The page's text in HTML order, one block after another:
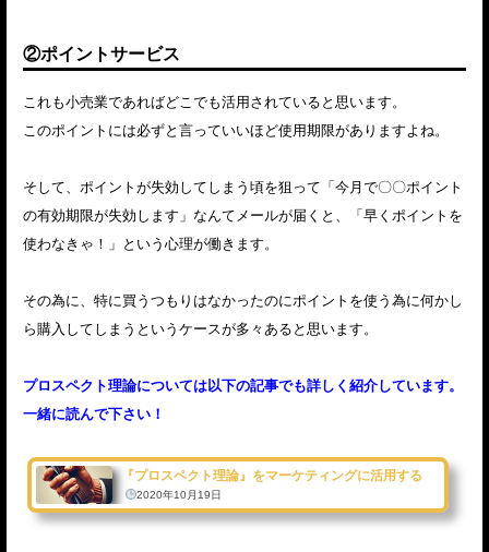
②ポイントサービス
これも小売業であればどこでも活用されていると思います。
このポイントには必ずと言っていいほど使用期限がありますよね。
そして、ポイントが失効してしまう頃を狙って「今月で〇〇ポイント
の有効期限が失効します」なんてメールが届くと、「早くポイントを
使わなきゃ！」という心理が働きます。
その為に、特に買うつもりはなかったのにポイントを使う為に何かし
ら購入してしまうというケースが多々あると思います。
プロスペクト理論については以下の記事でも詳しく紹介しています。
一緒に読んで下さい！
『プロスペクト理論』をマーケティングに活用する
2020年10月19日